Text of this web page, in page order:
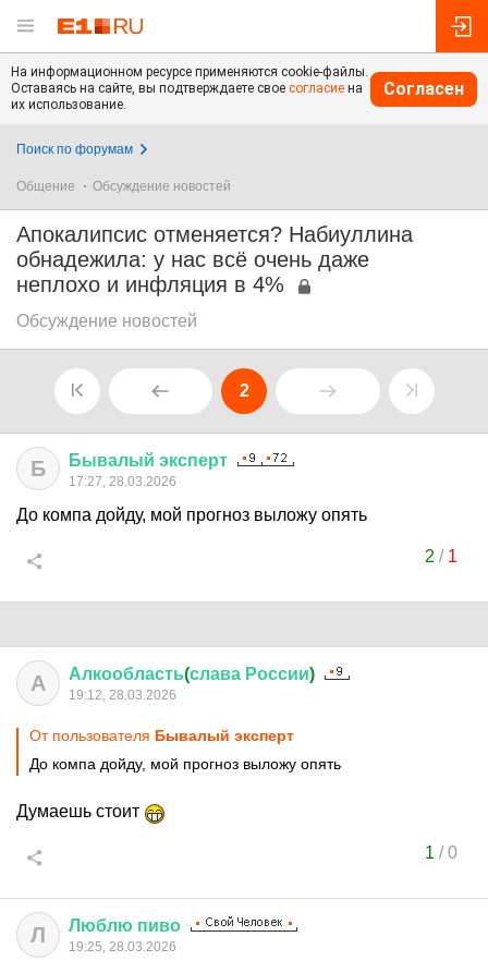
На информационном ресурсе применяются cookie-файлы.
Оставаясь на сайте, вы подтверждаете свое согласие на
их использование.
Согласен
Поиск по форумам
Общение Обсуждение новостей
Апокалипсис отменяется? Набиуллина
обнадежила: у нас всё очень даже
неплохо и инфляция в 4%
Обсуждение новостей
2
Б Бывалый эксперт
17:27, 28.03.2026
До компа дойду, мой прогноз выложу опять
2 / 1
А Алкообласть(слава России)
19:12, 28.03.2026
От пользователя Бывалый эксперт
До компа дойду, мой прогноз выложу опять
Думаешь стоит
1 /0
Л Люблю пиво
19:25, 28.03.2026